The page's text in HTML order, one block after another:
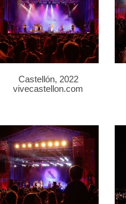
Castellón, 2022
vivecastellon.com